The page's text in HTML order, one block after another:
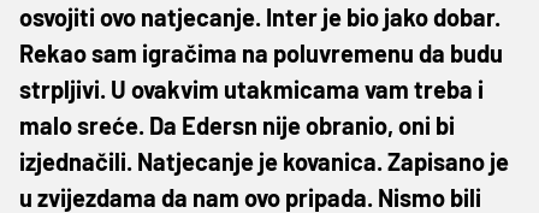
osvojiti ovo natjecanje. Inter je bio jako dobar.
Rekao sam igračima na poluvremenu da budu
strpljivi. U ovakvim utakmicama vam treba i
malo sreće. Da Edersn nije obranio, oni bi
izjednačili. Natjecanje je kovanica. Zapisano je
u zvijezdama da nam ovo pripada. Nismo bili